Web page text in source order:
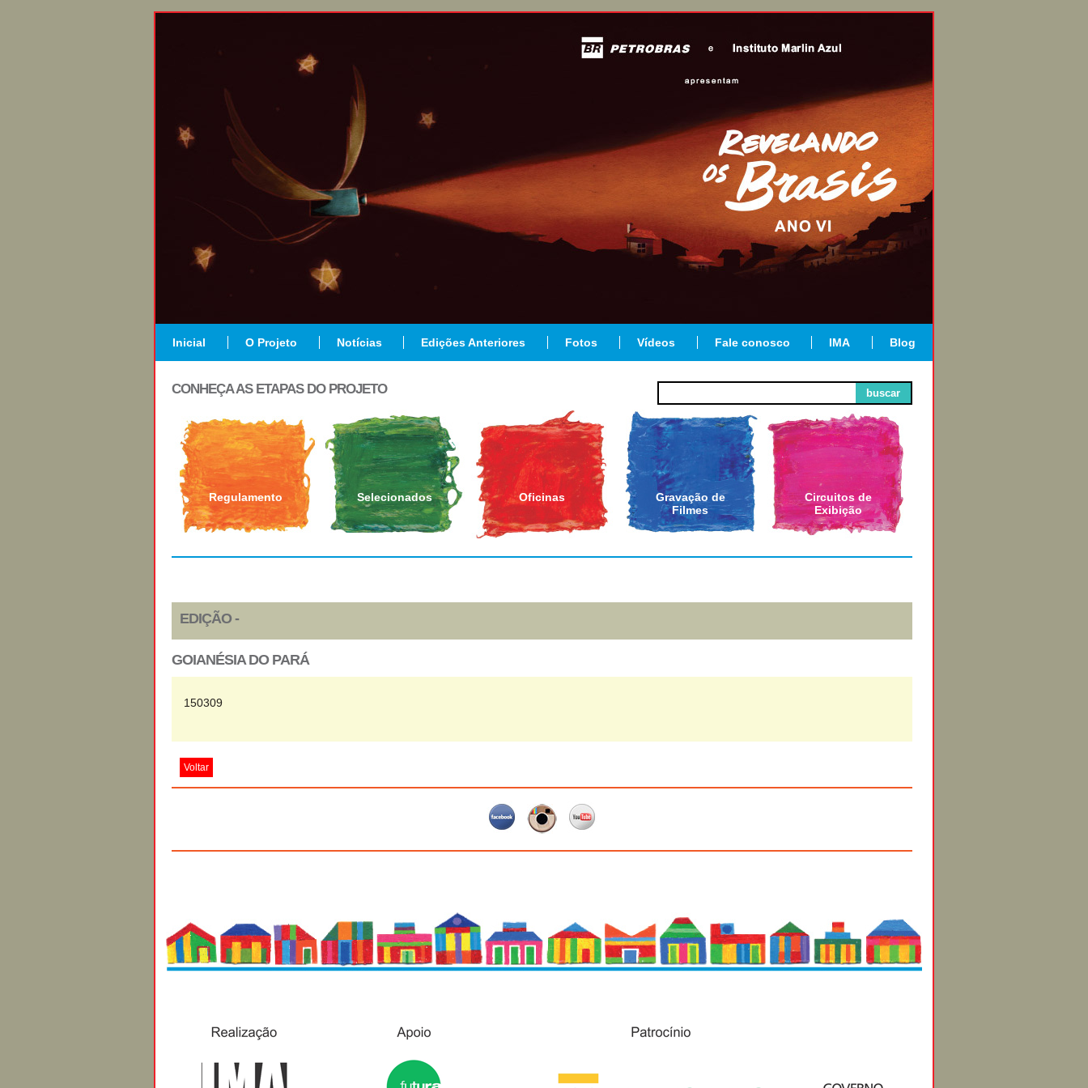
Inicial O Projeto Notícias Edições Anteriores Fotos Vídeos Fale conosco IMA Blog
buscar
CONHEÇA AS ETAPAS DO PROJETO
Regulamento Selecionados Oficinas
Gravação de
Filmes
Circuitos de
Exibição
EDIÇÃO -
GOIANÉSIA DO PARÁ
150309
Voltar